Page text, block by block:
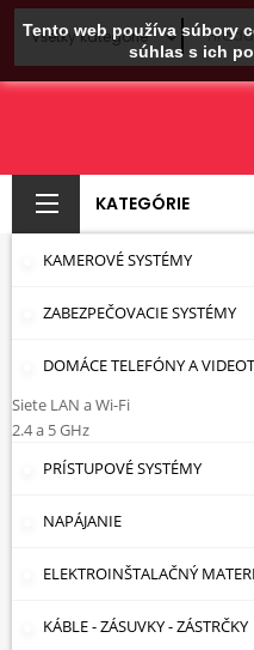
Tento web používa súbory
súhlas s ich
KATEGÓRIE
KAMEROVÉ SYSTÉMY
ZABEZPEČOVACIE SYSTÉMY
DOMÁCE TELEFÓNY A
Siete LAN a Wi-Fi
2.4 a 5 GHz
PRÍSTUPOVÉ SYSTÉMY
NAPÁJANIE
ELEKTROINŠTALAČNÝ
KÁBLE - ZÁSUVKY - ZÁSTRČKY
AUDIA +
Úvodná Stránka
Baluny
Prenos